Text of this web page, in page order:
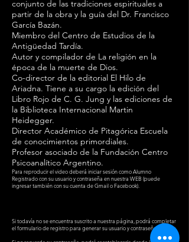
conjunto de las tradiciones espirituales a
partir de la obra y la guía del Dr. Francisco
García Bazán.
Miembro del Centro de Estudios de la
Antigüedad Tardía.
Autor y compilador de La religión en la
época de la muerte de Dios.
Co-director de la editorial El Hilo de
Ariadna. Tiene a su cargo la edición del
Libro Rojo de C. G. Jung y las ediciones de
la Biblioteca Internacional Martin
Heidegger.
Director Académico de Pitagórica Escuela
de conocimientos primordiales.
Profesor asociado de la Fundación Centro
Psicoanalítico Argentino.
Para reproducir el video deberá iniciar sesión como Alumno
Registrado con su usuario y contraseña en nuestra WEB (puede
ingresar también con su cuenta de Gmail o Facebook).
Si todavía no se encuentra suscrito a nuestra página, podrá completar
el formulario de registro para generar su usuario y contraseña .